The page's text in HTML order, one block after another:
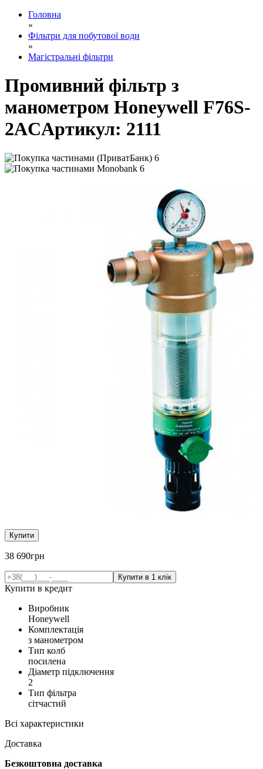
Головна
»
Фільтри для побутової води
»
Магістральні фільтри
Промивний фільтр з
манометром Honeywell F76S-
2АCАртикул: 2111
6
6
Купити
38 690грн
Купити в кредит
Виробник
Honeywell
Комплектація
з манометром
Тип колб
посилена
Діаметр підключення
2
Тип фільтра
сітчастий
Всі характеристики
Доставка
Безкоштовна доставка